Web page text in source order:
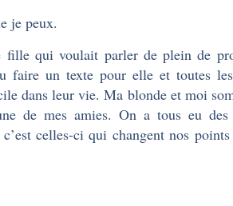
je peux.
fille qui voulait parler de plein de
faire un texte pour elle et toutes
dans leur vie. Ma blonde et moi
de mes amies. On a tous eu des
celles-ci qui changent nos